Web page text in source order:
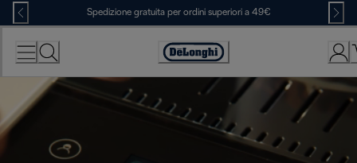
Skip
to
Content
Spedizione gratuita per ordini superiori a 49€
Accessibility
Statement